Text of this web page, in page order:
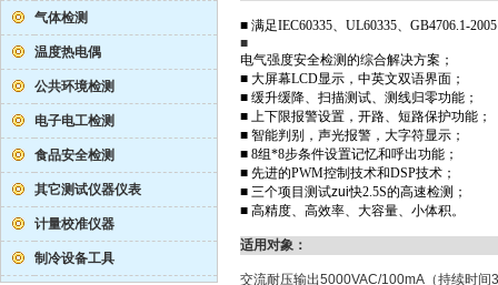
气体检测
温度热电偶
公共环境检测
电子电工检测
食品安全检测
其它测试仪器仪表
计量校准仪器
制冷设备工具
■ 满足IEC60335、 UL60335、 GB4706.1-2005
■
电气强度安全检测的综合解决方案；
■ 大屏幕LCD显示，中英文双语界面；
■ 缓升缓降、扫描测试、测线归零功能；
■ 上下限报警设置，开路、短路保护功能；
■ 智能判别，声光报警，大字符显示；
■ 8组*8步条件设置记忆和呼出功能；
■ 先进的PWM控制技术和DSP技术；
■ 三个项目测试zui快2.5S的高速检测；
■ 高精度、高效率、大容量、小体积。
适用对象：
交流耐压输出5000VAC/100mA（持续时